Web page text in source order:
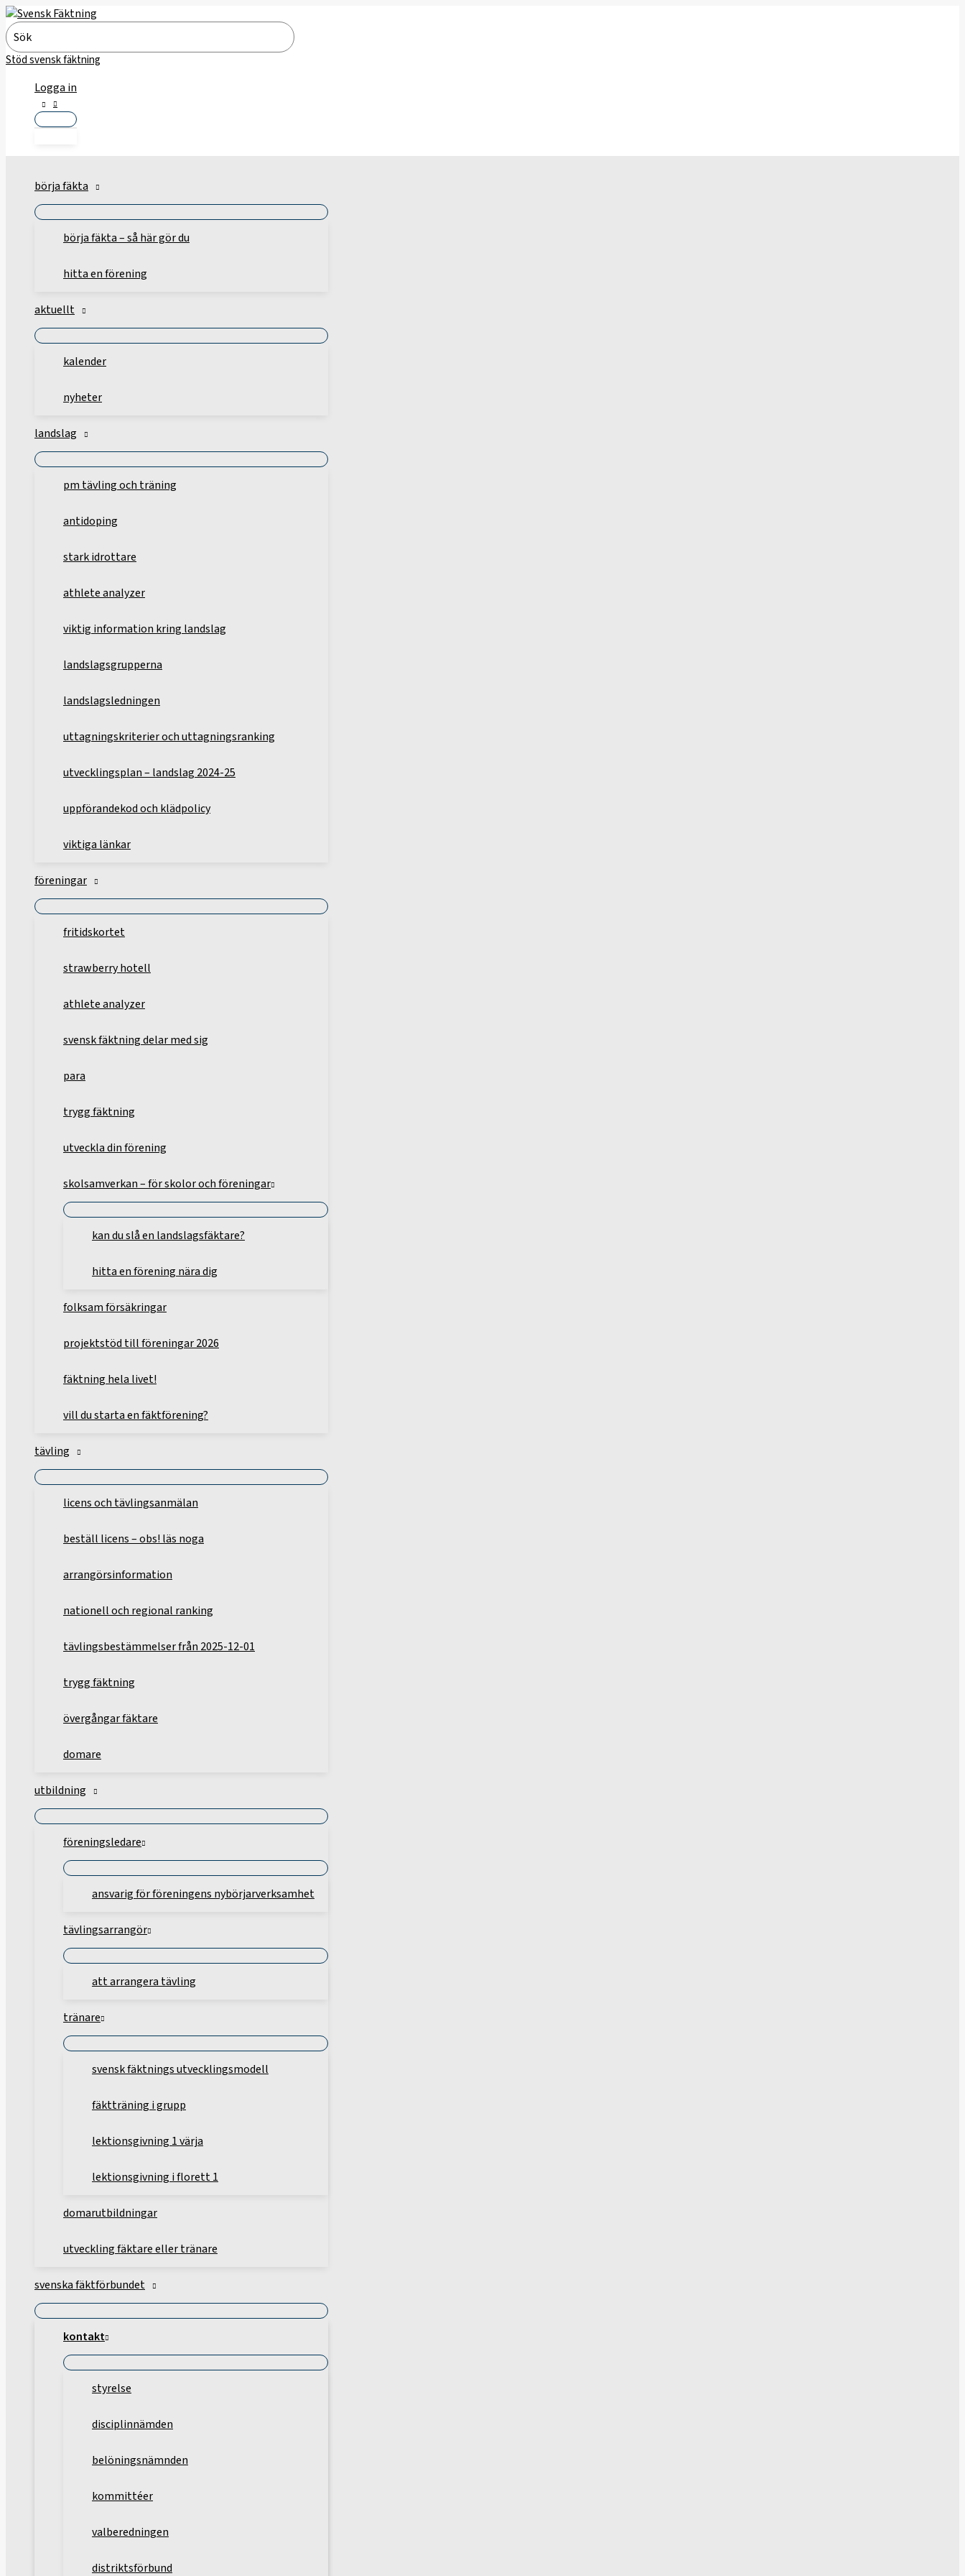
Hoppa
till
innehåll
Search
for:
Stöd svensk fäktning
Logga in
börja fäkta
börja fäkta – så här gör du
hitta en förening
aktuellt
kalender
nyheter
landslag
pm tävling och träning
antidoping
stark idrottare
athlete analyzer
viktig information kring landslag
landslagsgrupperna
landslagsledningen
uttagningskriterier och uttagningsranking
utvecklingsplan – landslag 2024-25
uppförandekod och klädpolicy
viktiga länkar
föreningar
fritidskortet
strawberry hotell
athlete analyzer
svensk fäktning delar med sig
para
trygg fäktning
utveckla din förening
skolsamverkan – för skolor och föreningar
kan du slå en landslagsfäktare?
hitta en förening nära dig
folksam försäkringar
projektstöd till föreningar 2026
fäktning hela livet!
vill du starta en fäktförening?
tävling
licens och tävlingsanmälan
beställ licens – obs! läs noga
arrangörsinformation
nationell och regional ranking
tävlingsbestämmelser från 2025-12-01
trygg fäktning
övergångar fäktare
domare
utbildning
föreningsledare
ansvarig för föreningens nybörjarverksamhet
tävlingsarrangör
att arrangera tävling
tränare
svensk fäktnings utvecklingsmodell
fäktträning i grupp
lektionsgivning 1 värja
lektionsgivning i florett 1
domarutbildningar
utveckling fäktare eller tränare
svenska fäktförbundet
kontakt
styrelse
disciplinnämden
belöningsnämnden
kommittéer
valberedningen
distriktsförbund